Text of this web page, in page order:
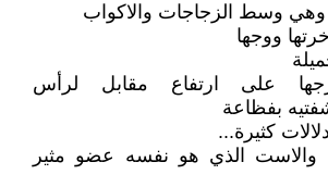
وهي وسط الزجاجات والاكواب
ووجها
على ارتفاع مقابل لرأس
بفظاعة
كثيرة...
والاست الذي هو نفسه عضو مثير